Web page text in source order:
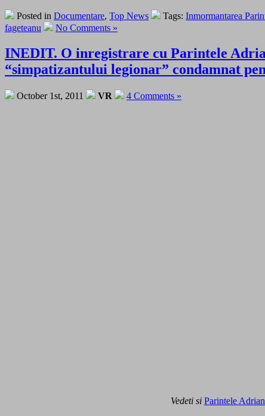
Posted in Documentare, Top News Tags: Inmormantarea
fageteanu
No Comments »
INEDIT. O inregistrare cu Parintele
“simpatizantului legionar” condamnat
October 1st, 2011 VR 4 Comments »
Vedeti si Parintele